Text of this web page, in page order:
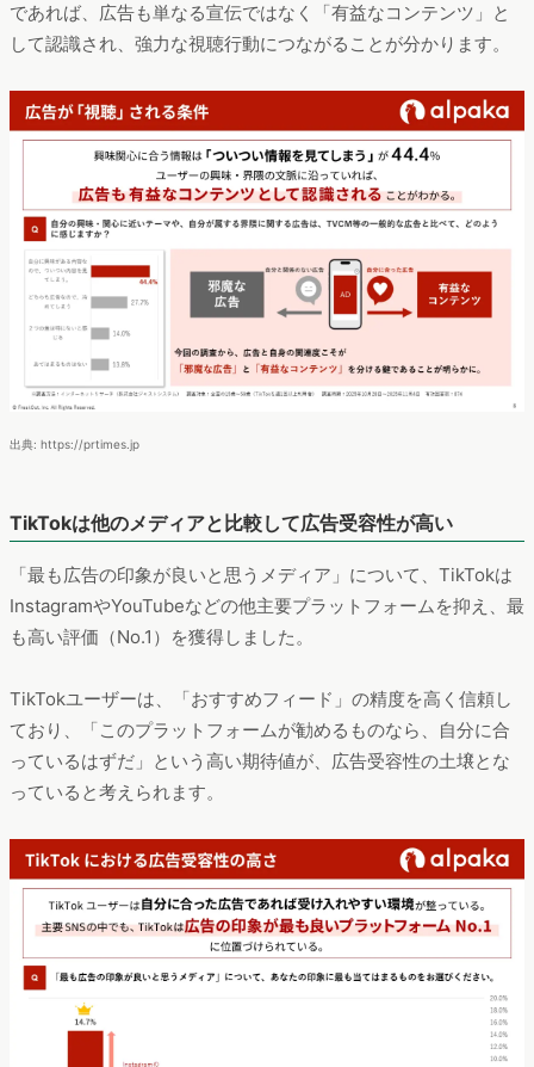
であれば、広告も単なる宣伝ではなく「有益なコンテンツ」と
して認識され、強力な視聴行動につながることが分かります。
出典: https://prtimes.jp
TikTokは他のメディアと比較して広告受容性が高い
「最も広告の印象が良いと思うメディア」について、TikTokは
InstagramやYouTubeなどの他主要プラットフォームを抑え、最
も高い評価（No.1）を獲得しました。
TikTokユーザーは、「おすすめフィード」の精度を高く信頼し
ており、「このプラットフォームが勧めるものなら、自分に合
っているはずだ」という高い期待値が、広告受容性の土壌とな
っていると考えられます。